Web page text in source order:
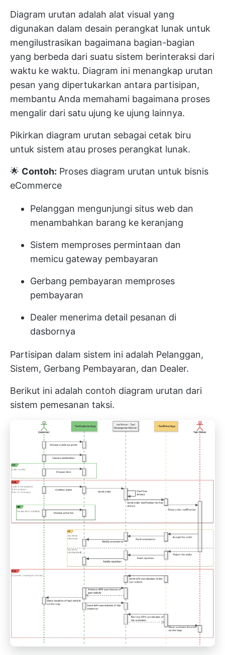
Diagram urutan adalah alat visual yang
digunakan dalam desain perangkat lunak untuk
mengilustrasikan bagaimana bagian-bagian
yang berbeda dari suatu sistem berinteraksi dari
waktu ke waktu. Diagram ini menangkap urutan
pesan yang dipertukarkan antara partisipan,
membantu Anda memahami bagaimana proses
mengalir dari satu ujung ke ujung lainnya.
Pikirkan diagram urutan sebagai cetak biru
untuk sistem atau proses perangkat lunak.
🌟 Contoh: Proses diagram urutan untuk bisnis
eCommerce
Pelanggan mengunjungi situs web dan
menambahkan barang ke keranjang
Sistem memproses permintaan dan
memicu gateway pembayaran
Gerbang pembayaran memproses
pembayaran
Dealer menerima detail pesanan di
dasbornya
Partisipan dalam sistem ini adalah Pelanggan,
Sistem, Gerbang Pembayaran, dan Dealer.
Berikut ini adalah contoh diagram urutan dari
sistem pemesanan taksi.